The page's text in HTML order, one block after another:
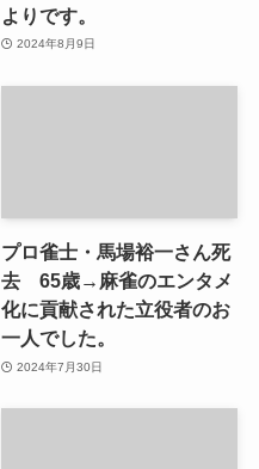
よりです。
2024年8月9日
プロ雀士・馬場裕一さん死
去 65歳→麻雀のエンタメ
化に貢献された立役者のお
一人でした。
2024年7月30日